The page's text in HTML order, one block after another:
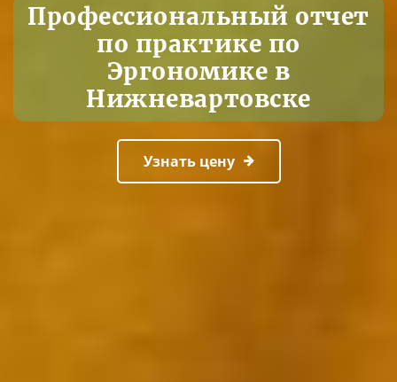
Профессиональный отчет
по практике по
Эргономике в
Нижневартовске
Узнать цену